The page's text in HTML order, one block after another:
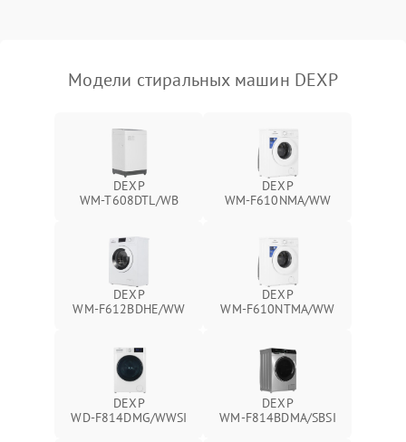
Модели стиральных машин DEXP
DEXP
WM‑T608DTL/WB
DEXP
WM‑F610NMA/WW
DEXP
WM‑F612BDHE/WW
DEXP
WM‑F610NTMA/WW
DEXP
WD‑F814DMG/WWSI
DEXP
WM‑F814BDMA/SBSI